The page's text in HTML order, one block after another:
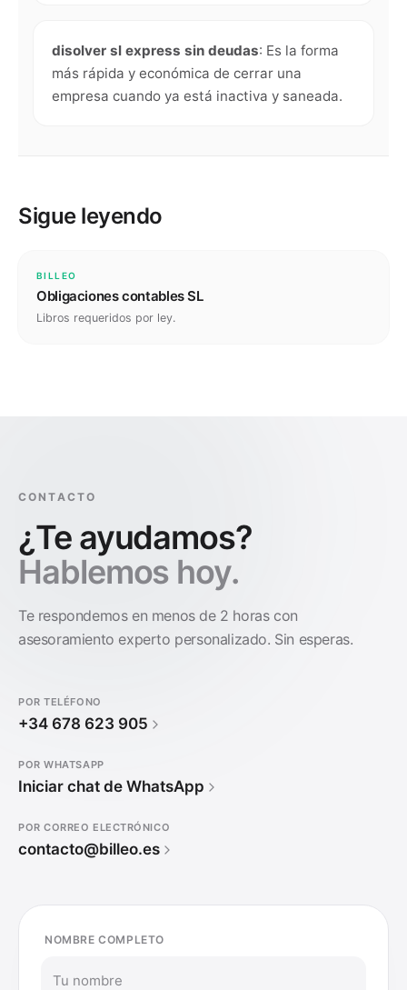
disolver sl express sin deudas: Es la forma
más rápida y económica de cerrar una
empresa cuando ya está inactiva y saneada.
Sigue leyendo
BILLEO
Obligaciones contables SL
Libros requeridos por ley.
CONTACTO
¿Te ayudamos?
Hablemos hoy.
Te respondemos en menos de 2 horas con
asesoramiento experto personalizado. Sin esperas.
POR TELÉFONO
+34 678 623 905
POR WHATSAPP
Iniciar chat de WhatsApp
POR CORREO ELECTRÓNICO
contacto@billeo.es
NOMBRE COMPLETO